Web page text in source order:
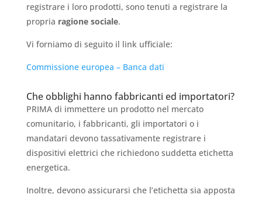
registrare i loro prodotti, sono tenuti a registrare la
propria ragione sociale.
Vi forniamo di seguito il link ufficiale:
Commissione europea – Banca dati
Che obblighi hanno fabbricanti ed importatori?
PRIMA di immettere un prodotto nel mercato
comunitario, i fabbricanti, gli importatori o i
mandatari devono tassativamente registrare i
dispositivi elettrici che richiedono suddetta etichetta
energetica.
Inoltre, devono assicurarsi che l’etichetta sia apposta